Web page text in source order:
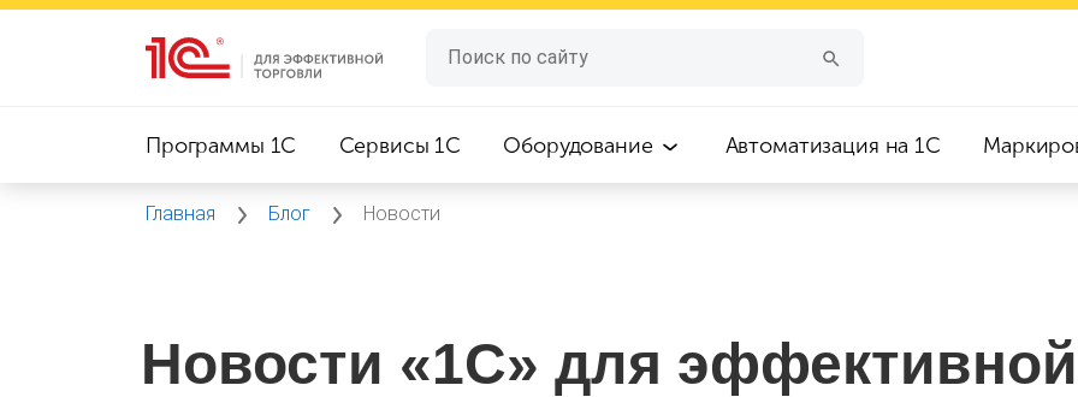
Программы 1C Сервисы 1C Оборудование Автоматизация на 1С
Главная Блог Новости
Новости «1С» для